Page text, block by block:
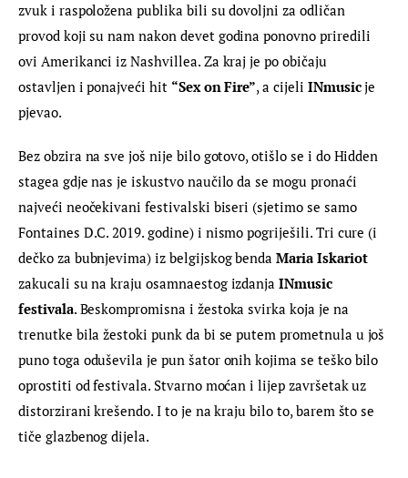
zvuk i raspoložena publika bili su dovoljni za odličan
provod koji su nam nakon devet godina ponovno priredili
ovi Amerikanci iz Nashvillea. Za kraj je po običaju
ostavljen i ponajveći hit “Sex on Fire”, a cijeli INmusic je
pjevao.
Bez obzira na sve još nije bilo gotovo, otišlo se i do Hidden
stagea gdje nas je iskustvo naučilo da se mogu pronaći
najveći neočekivani festivalski biseri (sjetimo se samo
Fontaines D.C. 2019. godine) i nismo pogriješili. Tri cure (i
dečko za bubnjevima) iz belgijskog benda Maria Iskariot
zakucali su na kraju osamnaestog izdanja INmusic
festivala. Beskompromisna i žestoka svirka koja je na
trenutke bila žestoki punk da bi se putem prometnula u još
puno toga oduševila je pun šator onih kojima se teško bilo
oprostiti od festivala. Stvarno moćan i lijep završetak uz
distorzirani krešendo. I to je na kraju bilo to, barem što se
tiče glazbenog dijela.